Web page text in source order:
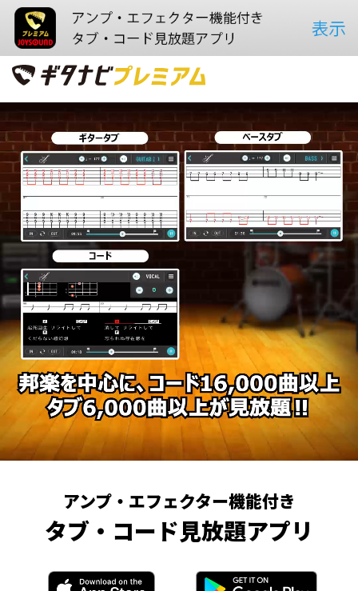
アンプ・エフェクター機能付き
タブ・コード見放題アプリ